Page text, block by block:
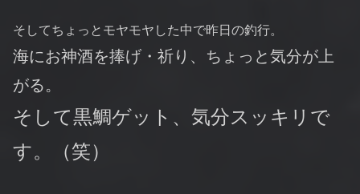
そしてちょっとモヤモヤした中で昨日の釣行。
海にお神酒を捧げ・祈り、ちょっと気分が上
がる。
そして黒鯛ゲット、気分スッキリで
す。（笑）